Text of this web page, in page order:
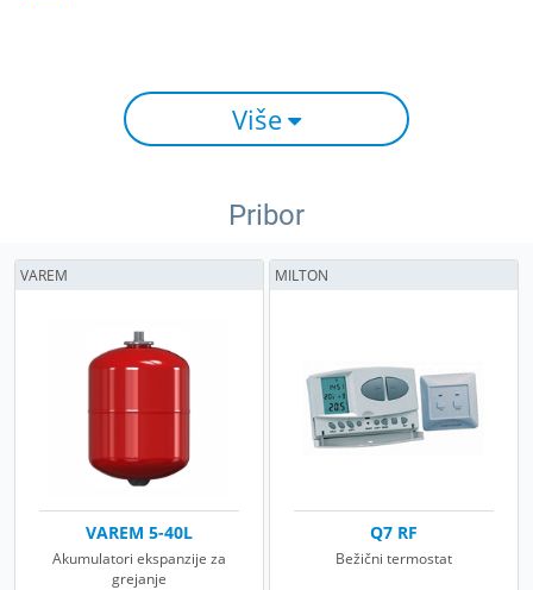
Više
Pribor
VAREM 5-40L
Akumulatori ekspanzije za
grejanje
VAREM
Q7 RF
Bežični termostat
MILTON